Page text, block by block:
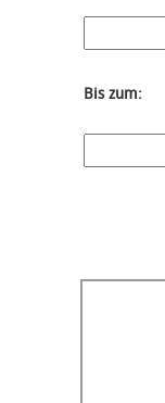
Bis zum: